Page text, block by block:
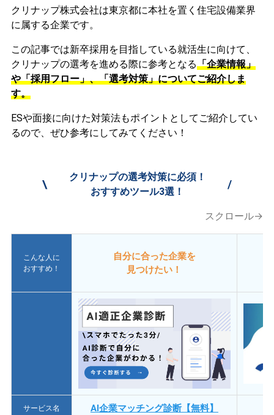
クリナップ株式会社は東京都に本社を置く住宅設備業界
に属する企業です。
この記事では新卒採用を目指している就活生に向けて、
クリナップの選考を進める際に参考となる「企業情報」
や「採用フロー」、「選考対策」についてご紹介しま
す。
ESや面接に向けた対策法もポイントとしてご紹介してい
るので、ぜひ参考にしてみてください！
\
クリナップの選考対策に必須！
おすすめツール3選！
/
スクロール→
こんな人に
おすすめ！
自分に合った企業を
見つけたい！
サービス名 AI企業マッチング診断【無料】